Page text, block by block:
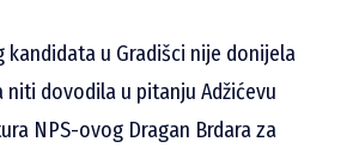
kandidata u Gradišci nije donijela
niti dovodila u pitanju Adžićevu
NPS-ovog Dragan Brdara za